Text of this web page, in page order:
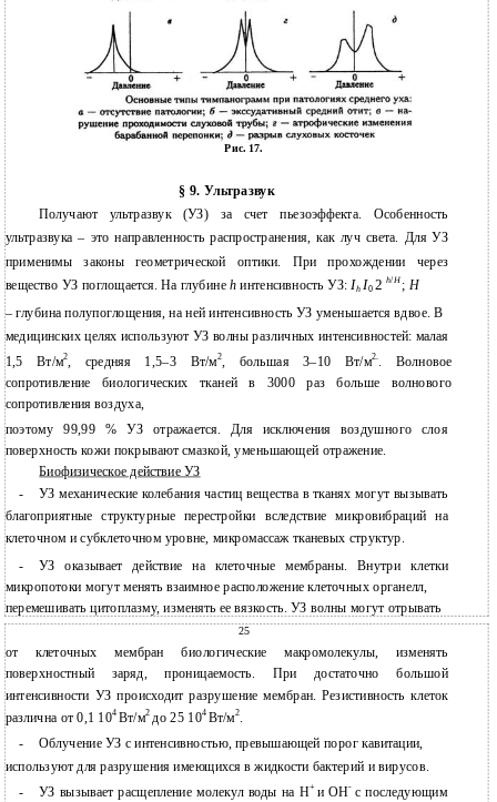
Рис. 17.
§ 9. Ультразвук
Получают ультразвук (УЗ) за счет пьезоэффекта. Особенность
ультразвука – это направленность распространения, как луч света. Для УЗ
применимы законы геометрической оптики. При прохождении через
вещество УЗ поглощается. На глубине hинтенсивность УЗ: IhI02 h/H ; H
– глубина полупоглощения, на ней интенсивность УЗ уменьшается вдвое. В
медицинских целях используют УЗ волны различных интенсивностей: малая
1,5 Вт/м2, средняя 1,5–3 Вт/м2, большая 3–10 Вт/м2.. Волновое
сопротивление биологических тканей в 3000 раз больше волнового
сопротивления воздуха,
поэтому 99,99 % УЗ отражается. Для исключения воздушного слоя
поверхность кожи покрывают смазкой, уменьшающей отражение.
Биофизическое действие УЗ
-
УЗ механические колебания частиц вещества в тканях могут вызывать
благоприятные структурные перестройки вследствие микровибраций на
клеточном и субклеточном уровне, микромассаж тканевых структур.
-
УЗ оказывает действие на клеточные мембраны. Внутри клетки
микропотоки могут менять взаимное расположение клеточных органелл,
перемешивать цитоплазму, изменять ее вязкость. УЗ волны могут отрывать
25
от клеточных мембран биологические макромолекулы, изменять
поверхностный заряд, проницаемость. При достаточно большой
интенсивности УЗ происходит разрушение мембран. Резистивность клеток
различна от 0,1 104Вт/м2 до 25 104 Вт/м2.
- Облучение УЗ с интенсивностью, превышающей порог кавитации,
используют для разрушения имеющихся в жидкости бактерий и вирусов.
- УЗ вызывает расщепление молекул воды на H+ и ОН- с последующим